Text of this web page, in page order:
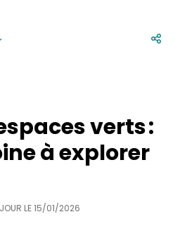
verts :
à explorer
LE15/01/2026